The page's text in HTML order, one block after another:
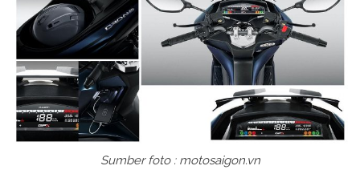
Sumber foto : motosaigon.vn